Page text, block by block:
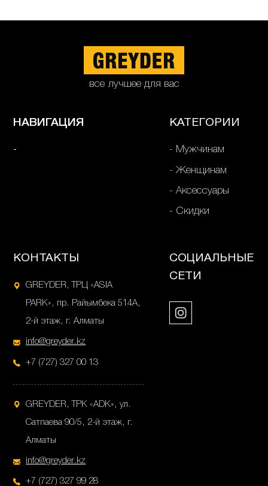
все лучшее для вас
НАВИГАЦИЯ КАТЕГОРИИ
Мужчинам
Женщинам
Аксессуары
Скидки
КОНТАКТЫ
GREYDER, ТРЦ «ASIA
PARK», пр. Райымбека 514А,
2-й этаж, г. Алматы
info@greyder.kz
+7 (727) 327 00 13
GREYDER, ТРК «ADK», ул.
Сатпаева 90/5, 2-й этаж, г.
Алматы
info@greyder.kz
+7 (727) 327 99 28
СОЦИАЛЬНЫЕ
СЕТИ